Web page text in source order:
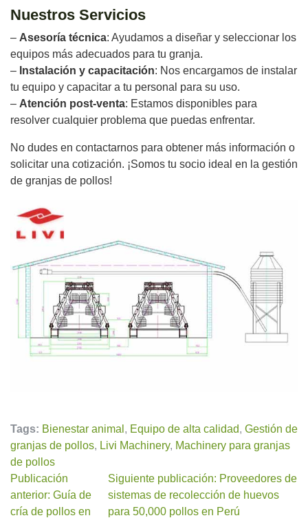
Nuestros Servicios
– Asesoría técnica: Ayudamos a diseñar y seleccionar los
equipos más adecuados para tu granja.
– Instalación y capacitación: Nos encargamos de instalar
tu equipo y capacitar a tu personal para su uso.
– Atención post-venta: Estamos disponibles para
resolver cualquier problema que puedas enfrentar.
No dudes en contactarnos para obtener más información o
solicitar una cotización. ¡Somos tu socio ideal en la gestión
de granjas de pollos!
Tags: Bienestar animal , Equipo de alta calidad, Gestión de
granjas de pollos, Livi Machinery, Machinery para granjas
de pollos
Publicación
anterior: Guía de
cría de pollos en
Siguiente publicación: Proveedores de
sistemas de recolección de huevos
para 50,000 pollos en Perú